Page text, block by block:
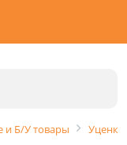
и Б/У товары Уценка